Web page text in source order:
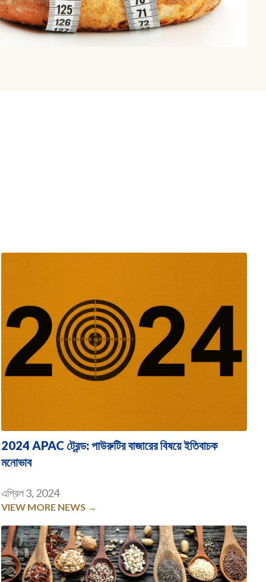
2024 APAC ট্রেন্ড: পাউরুটির বাজারের বিষয়ে ইতিবাচক
মনোভাব
এপ্রিল 3, 2024
VIEW MORE NEWS →